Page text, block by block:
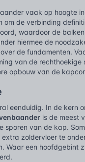
vaak op hoogte
de verbinding
waardoor de
hiermee de
de fundamenten.
van de
opbouw van de
eenduidig. In de kern
is de meest
sporen van de kap.
zoldervloer te
Waar een hoofdgebint